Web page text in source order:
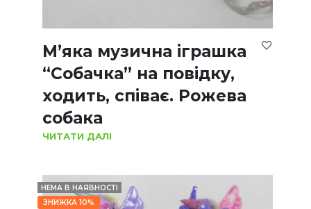
М’яка музична іграшка
“Собачка” на повідку,
ходить, співає. Рожева
собака
ЧИТАТИ ДАЛІ
НЕМА В НАЯВНОСТІ
ЗНИЖКА 10%